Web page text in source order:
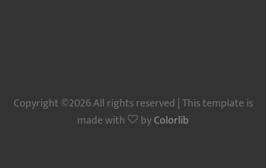
Copyright ©2026 All rights reserved | This template is
made with
byColorlib